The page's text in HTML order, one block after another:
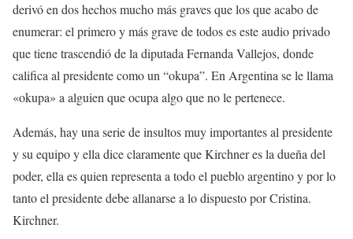
derivó en dos hechos mucho más graves que los que acabo de
enumerar: el primero y más grave de todos es este audio privado
que tiene trascendió de la diputada Fernanda Vallejos, donde
califica al presidente como un “okupa”. En Argentina se le llama
«okupa» a alguien que ocupa algo que no le pertenece.
Además, hay una serie de insultos muy importantes al presidente
y su equipo y ella dice claramente que Kirchner es la dueña del
poder, ella es quien representa a todo el pueblo argentino y por lo
tanto el presidente debe allanarse a lo dispuesto por Cristina.
Kirchner.